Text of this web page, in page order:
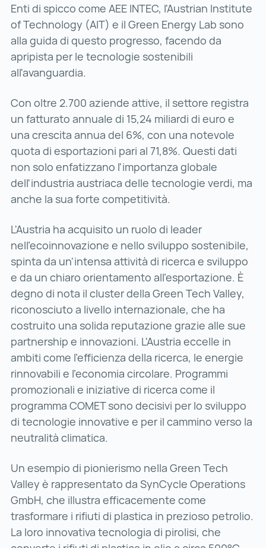
Enti di spicco come AEE INTEC, l'Austrian Institute
of Technology (AIT) e il Green Energy Lab sono
alla guida di questo progresso, facendo da
apripista per le tecnologie sostenibili
all'avanguardia.
Con oltre 2.700 aziende attive, il settore registra
un fatturato annuale di 15,24 miliardi di euro e
una crescita annua del 6%, con una notevole
quota di esportazioni pari al 71,8%. Questi dati
non solo enfatizzano l'importanza globale
dell'industria austriaca delle tecnologie verdi, ma
anche la sua forte competitività.
L'Austria ha acquisito un ruolo di leader
nell'ecoinnovazione e nello sviluppo sostenibile,
spinta da un'intensa attività di ricerca e sviluppo
e da un chiaro orientamento all'esportazione. È
degno di nota il cluster della Green Tech Valley,
riconosciuto a livello internazionale, che ha
costruito una solida reputazione grazie alle sue
partnership e innovazioni. L'Austria eccelle in
ambiti come l'efficienza della ricerca, le energie
rinnovabili e l'economia circolare. Programmi
promozionali e iniziative di ricerca come il
programma COMET sono decisivi per lo sviluppo
di tecnologie innovative e per il cammino verso la
neutralità climatica.
Un esempio di pionierismo nella Green Tech
Valley è rappresentato da SynCycle Operations
GmbH, che illustra efficacemente come
trasformare i rifiuti di plastica in prezioso petrolio.
La loro innovativa tecnologia di pirolisi, che